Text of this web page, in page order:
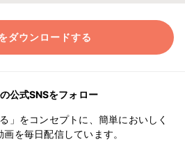
ダウンロードする
公式SNSをフォロー
」をコンセプトに、簡単においしく
を毎日配信しています。